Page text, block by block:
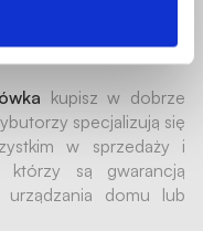
Parkiet
listę sklepów
kupisz w dobrze
specjalizują się
w sprzedaży i
którzy są gwarancją
domu lub